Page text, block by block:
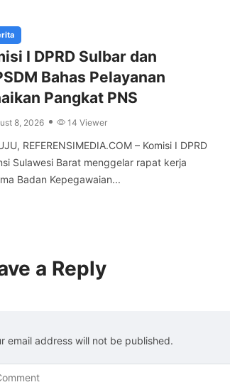
I DPRD Sulbar dan
Bahas Pelayanan
Pangkat PNS
8, 2026 14 Viewer
REFERENSIMEDIA.COM – Komisi I DPRD
Sulawesi Barat menggelar rapat kerja
Badan Kepegawaian...
a Reply
email address will not be published.